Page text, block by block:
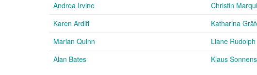
Andrea Irvine
Christin
Karen Ardiff
Katharina
Marian Quinn
Liane Rudolph
Alan Bates
Klaus